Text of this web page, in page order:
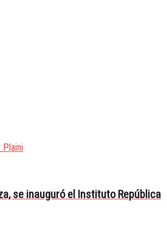
Plaini
se inauguró el Instituto República